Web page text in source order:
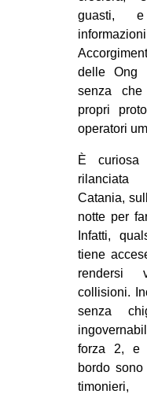
guasti,
delle Ong
senza
propri
operatori
È curiosa
rilanciata
Catania,
notte per
Infatti,
tiene
rendersi
collisioni.
senza
forza 2, e
bordo